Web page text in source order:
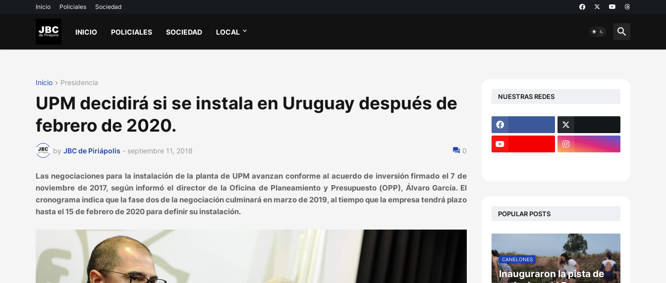
Inicio Policiales Sociedad
INICIO POLICIALES SOCIEDAD LOCAL
Inicio Presidencia
UPM decidirá si se instala en Uruguay después de
febrero de 2020.
by JBC de Piriápolis - septiembre 11, 2018 0
Las negociaciones para la instalación de la planta de UPM avanzan conforme al acuerdo de inversión firmado el 7 de
noviembre de 2017, según informó el director de la Oficina de Planeamiento y Presupuesto (OPP), Álvaro García. El
cronograma indica que la fase dos de la negociación culminará en marzo de 2019, al tiempo que la empresa tendrá plazo
hasta el 15 de febrero de 2020 para definir su instalación.
NUESTRAS REDES
POPULAR POSTS
CANELONES
Inauguraron la pista de